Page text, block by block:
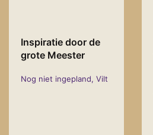
Inspiratie door de
grote Meester
Nog niet ingepland, Vilt